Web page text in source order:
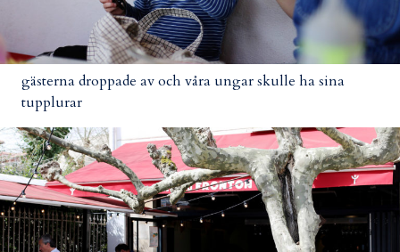
gästerna droppade av och våra ungar skulle ha sina
tupplurar